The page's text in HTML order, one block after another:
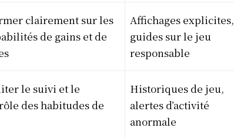
clairement sur les
de gains et de
Affichages explicites,
guides sur le jeu
responsable
le suivi et le
des habitudes de
Historiques de jeu,
alertes d’activité
anormale